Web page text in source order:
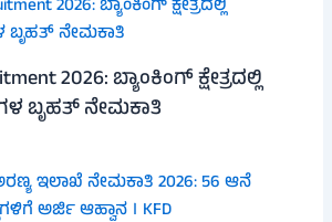
2026: ಬ್ಯಾಂಕಿಂಗ್ ಕ್ಷೇತ್ರದಲ್ಲಿ
ಬೃಹತ್ ನೇಮಕಾತಿ